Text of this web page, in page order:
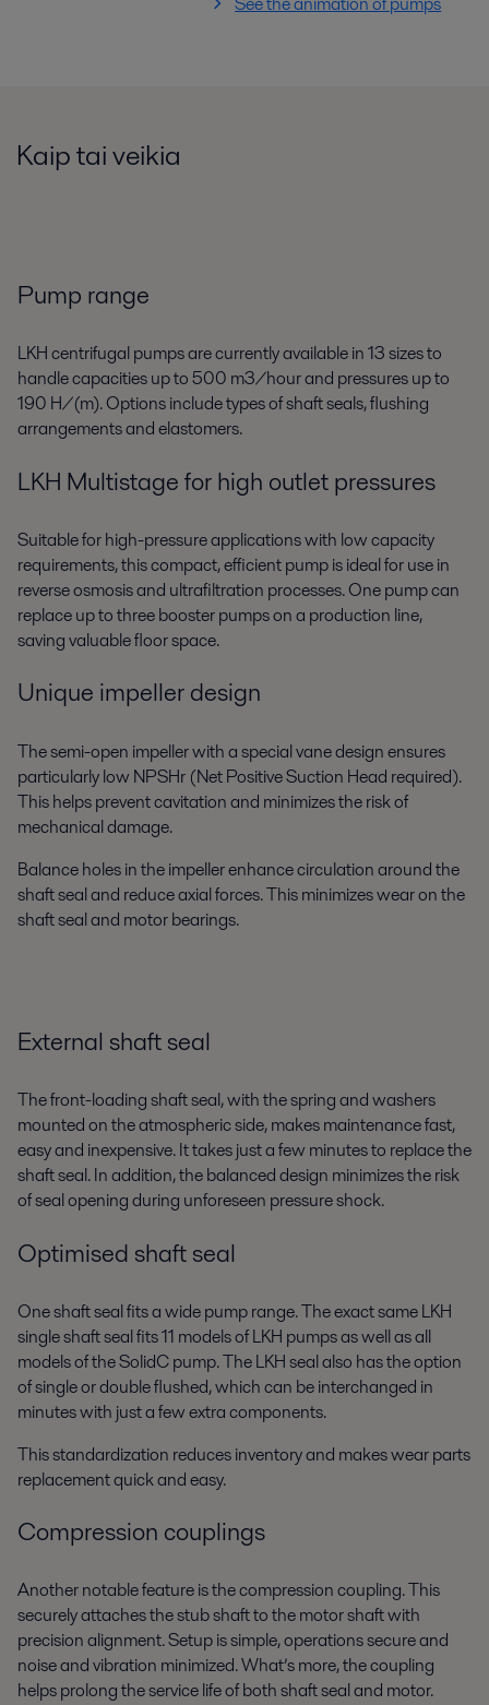
Kaip tai veikia
Pump range
LKH centrifugal pumps are currently available in 13 sizes to
handle capacities up to 500 m3/hour and pressures up to
190 H/(m). Options include types of shaft seals, flushing
arrangements and elastomers.
LKH Multistage for high outlet pressures
Suitable for high-pressure applications with low capacity
requirements, this compact, efficient pump is ideal for use in
reverse osmosis and ultrafiltration processes. One pump can
replace up to three booster pumps on a production line,
saving valuable floor space.
Unique impeller design
The semi-open impeller with a special vane design ensures
particularly low NPSHr (Net Positive Suction Head required).
This helps prevent cavitation and minimizes the risk of
mechanical damage.
Balance holes in the impeller enhance circulation around the
shaft seal and reduce axial forces. This minimizes wear on the
shaft seal and motor bearings.
External shaft seal
The front-loading shaft seal, with the spring and washers
mounted on the atmospheric side, makes maintenance fast,
easy and inexpensive. It takes just a few minutes to replace the
shaft seal. In addition, the balanced design minimizes the risk
of seal opening during unforeseen pressure shock.
Optimised shaft seal
One shaft seal fits a wide pump range. The exact same LKH
single shaft seal fits 11 models of LKH pumps as well as all
models of the SolidC pump. The LKH seal also has the option
of single or double flushed, which can be interchanged in
minutes with just a few extra components.
This standardization reduces inventory and makes wear parts
replacement quick and easy.
Compression couplings
Another notable feature is the compression coupling. This
securely attaches the stub shaft to the motor shaft with
precision alignment. Setup is simple, operations secure and
noise and vibration minimized. What’s more, the coupling
helps prolong the service life of both shaft seal and motor.